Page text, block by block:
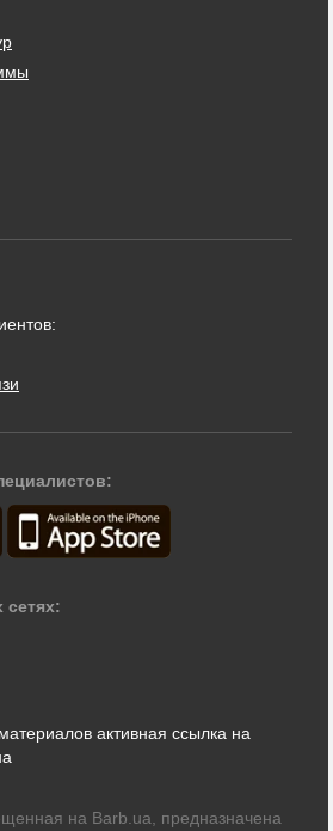
сетях:
активная ссылка на
на Barb.ua, предназначена